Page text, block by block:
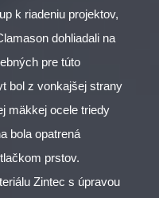
k riadeniu projektov,
dohliadali na
pre túto
bol z vonkajšej strany
mäkkej ocele triedy
bola opatrená
prstov.
Zintec s úpravou